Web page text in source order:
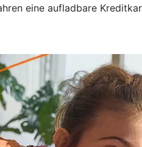
eine aufladbare